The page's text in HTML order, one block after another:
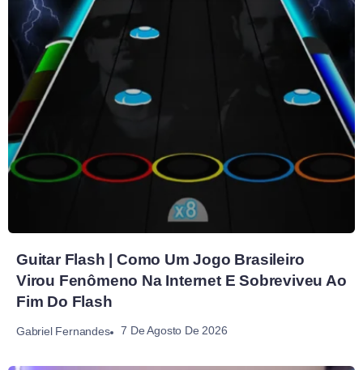
Guitar Flash | Como Um Jogo Brasileiro
Virou Fenômeno Na Internet E Sobreviveu Ao
Fim Do Flash
Gabriel Fernandes 7 De Agosto De 2026